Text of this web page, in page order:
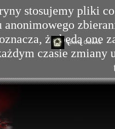
stosujemy pliki
że będą one
czasie
Strona Główna